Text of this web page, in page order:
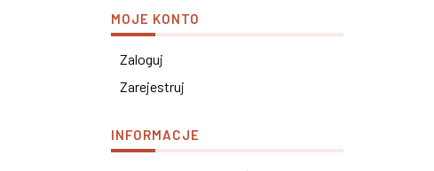
MOJE KONTO
Zaloguj
Zarejestruj
INFORMACJE